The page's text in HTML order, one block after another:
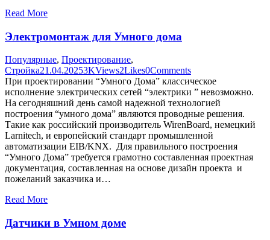
Read More
Электромонтаж для Умного дома
Популярные, Проектирование,
Стройка21.04.20253KViews2Likes0Comments
При проектировании “Умного Дома” классическое
исполнение электрических сетей “электрики ” невозможно.
На сегодняшний день самой надежной технологией
построения “умного дома” являются проводные решения.
Такие как российский производитель WirenBoard, немецкий
Larnitech, и европейский стандарт промышленной
автоматизации EIB/KNX. Для правильного построения
“Умного Дома” требуется грамотно составленная проектная
документация, составленная на основе дизайн проекта и
пожеланий заказчика и…
Read More
Датчики в Умном доме